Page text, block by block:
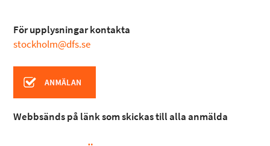
För upplysningar kontakta
stockholm@dfs.se
Webbsänds på länk som skickas till alla anmälda